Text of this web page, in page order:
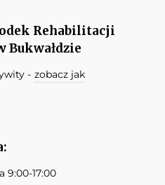
Rehabilitacji
Bukwałdzie
- zobacz jak
9:00-17:00